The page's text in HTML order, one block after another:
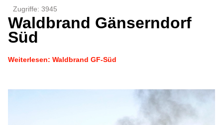
Zugriffe: 3945
Waldbrand Gänserndorf
Süd
Weiterlesen: Waldbrand GF-Süd